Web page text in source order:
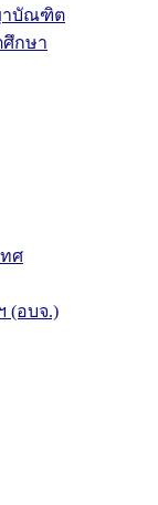
าบัณฑิต
กษา
ศ
(อบจ.)